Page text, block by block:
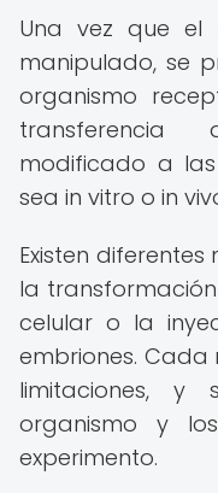
Una vez que el
manipulado, se
organismo
modificado a
sea in vitro o in
Existen
la
celular o la
embriones. Cada
limitaciones,
organismo y
experimento.